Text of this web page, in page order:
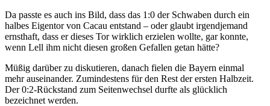
Da passte es auch ins Bild, dass das 1:0 der Schwaben durch ein
halbes Eigentor von Cacau entstand – oder glaubt irgendjemand
ernsthaft, dass er dieses Tor wirklich erzielen wollte, gar konnte,
wenn Lell ihm nicht diesen großen Gefallen getan hätte?
Müßig darüber zu diskutieren, danach fielen die Bayern einmal
mehr auseinander. Zumindestens für den Rest der ersten Halbzeit.
Der 0:2-Rückstand zum Seitenwechsel durfte als glücklich
bezeichnet werden.